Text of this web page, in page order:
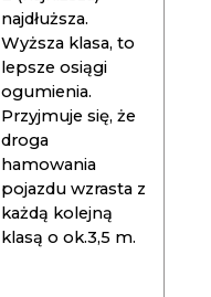
najdłuższa.
Wyższa klasa, to
lepsze osiągi
ogumienia.
Przyjmuje się, że
droga
hamowania
pojazdu wzrasta z
każdą kolejną
klasą o ok.3,5 m.